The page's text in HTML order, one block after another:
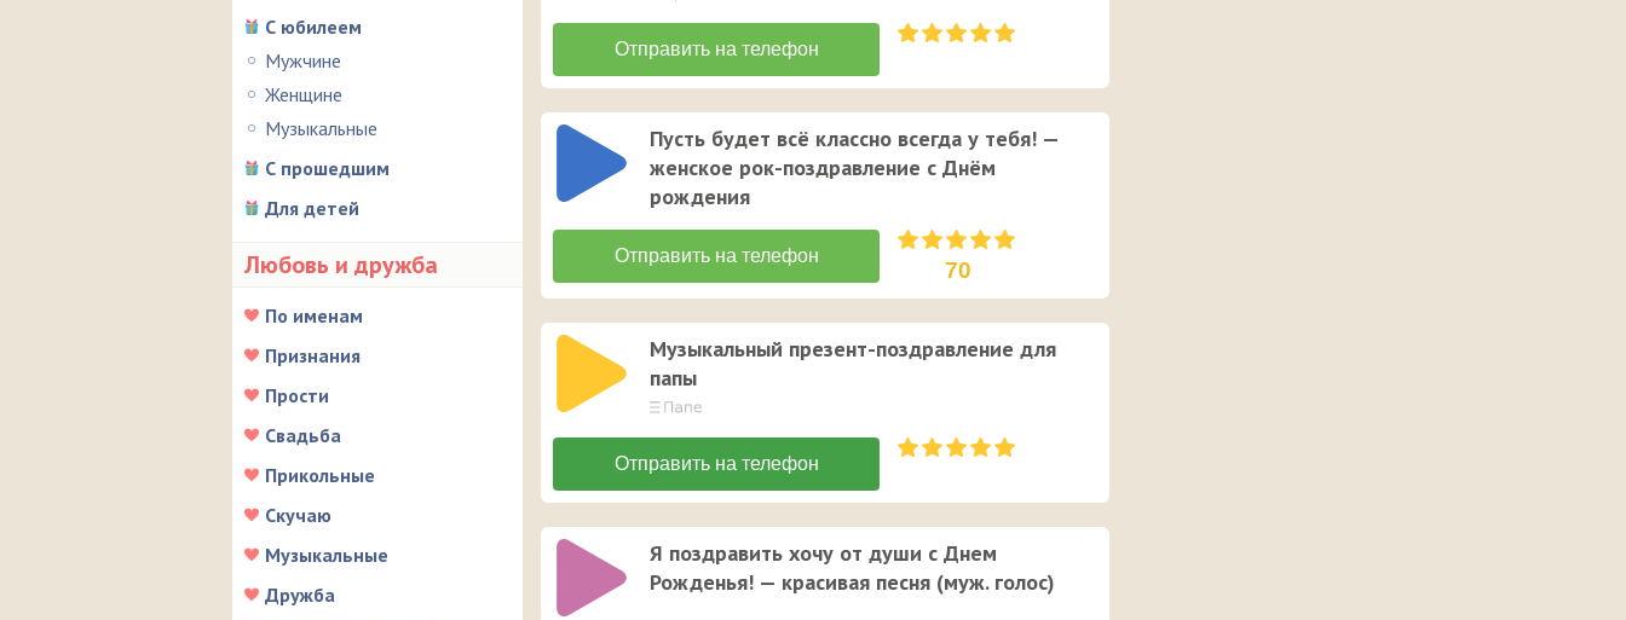
С юбилеем
Мужчине
Женщине
Музыкальные
С прошедшим
Для детей
Любовь и дружба
По именам
Признания
Прости
Свадьба
Прикольные
Скучаю
Музыкальные
Дружба
Пусть будет всё классно всегда у тебя! —
женское рок-поздравление с Днём
рождения
70
Музыкальный презент-поздравление для
папы
Я поздравить хочу от души с Днем
Рожденья! — красивая песня (муж. голос)